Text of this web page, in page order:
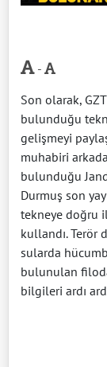
-
Son olarak,
bulunduğu
gelişmeyi
muhabiri
bulunduğu
Durmuş son
tekneye doğru
kullandı. Terör
sularda
bulunulan
bilgileri ardı